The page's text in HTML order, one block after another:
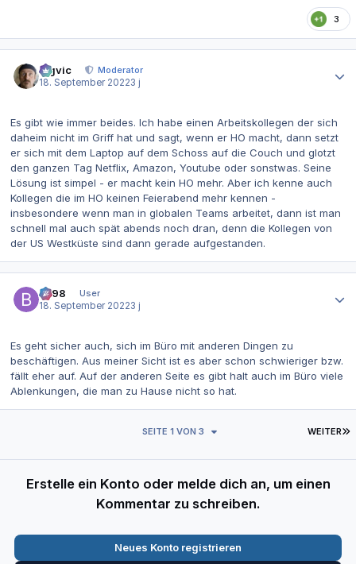
3
bigvic
Moderator
18. September 20223 j
Es gibt wie immer beides. Ich habe einen Arbeitskollegen der sich
daheim nicht im Griff hat und sagt, wenn er HO macht, dann setzt
er sich mit dem Laptop auf dem Schoss auf die Couch und glotzt
den ganzen Tag Netflix, Amazon, Youtube oder sonstwas. Seine
Lösung ist simpel - er macht kein HO mehr. Aber ich kenne auch
Kollegen die im HO keinen Feierabend mehr kennen -
insbesondere wenn man in globalen Teams arbeitet, dann ist man
schnell mal auch spät abends noch dran, denn die Kollegen von
der US Westküste sind dann gerade aufgestanden.
be98
User
18. September 20223 j
Es geht sicher auch, sich im Büro mit anderen Dingen zu
beschäftigen. Aus meiner Sicht ist es aber schon schwieriger bzw.
fällt eher auf. Auf der anderen Seite es gibt halt auch im Büro viele
Ablenkungen, die man zu Hause nicht so hat.
WEITER
SEITE 1 VON 3
Erstelle ein Konto oder melde dich an, um einen
Kommentar zu schreiben.
Neues Konto registrieren